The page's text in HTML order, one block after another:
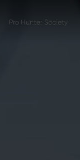
Pro Hunter Society